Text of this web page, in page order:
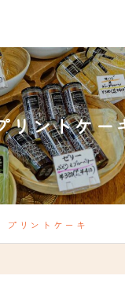
リントケー
プリントケーキ